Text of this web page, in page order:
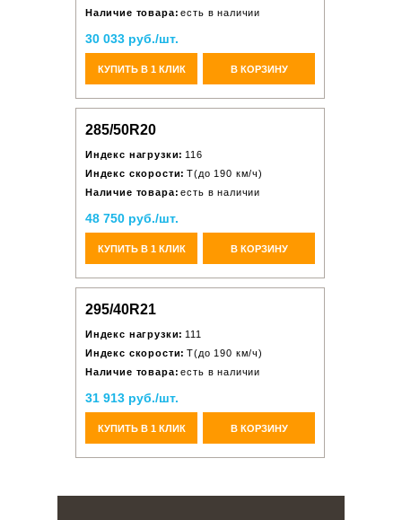
Наличие товара: есть в наличии
30 033 руб./шт.
КУПИТЬ В 1 КЛИК В КОРЗИНУ
285/50R20
Индекс нагрузки: 116
Индекс скорости: T(до 190 км/ч)
Наличие товара: есть в наличии
48 750 руб./шт.
КУПИТЬ В 1 КЛИК В КОРЗИНУ
295/40R21
Индекс нагрузки: 111
Индекс скорости: T(до 190 км/ч)
Наличие товара: есть в наличии
31 913 руб./шт.
КУПИТЬ В 1 КЛИК В КОРЗИНУ